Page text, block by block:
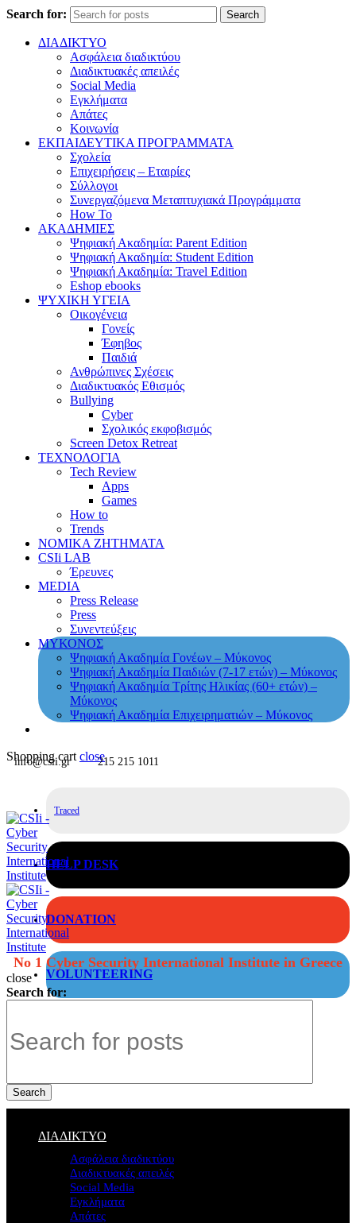
Search for: Search
ΔΙΑΔΙΚΤΥΟ
Ασφάλεια διαδικτύου
Διαδικτυακές απειλές
Social Media
Εγκλήματα
Απάτες
Κοινωνία
ΕΚΠΑΙΔΕΥΤΙΚΑ ΠΡΟΓΡΑΜΜΑΤΑ
Σχολεία
Επιχειρήσεις – Εταιρίες
Σύλλογοι
Συνεργαζόμενα Μεταπτυχιακά Προγράμματα
How To
ΑΚΑΔΗΜΙΕΣ
Ψηφιακή Ακαδημία: Parent Edition
Ψηφιακή Ακαδημία: Student Edition
Ψηφιακή Ακαδημία: Travel Edition
Eshop ebooks
ΨΥΧΙΚΗ ΥΓΕΙΑ
Οικογένεια
Γονείς
Έφηβος
Παιδιά
Ανθρώπινες Σχέσεις
Διαδικτυακός Εθισμός
Bullying
Cyber
Σχολικός εκφοβισμός
Screen Detox Retreat
ΤΕΧΝΟΛΟΓΙΑ
Tech Review
Apps
Games
How to
Trends
ΝΟΜΙΚΑ ΖΗΤΗΜΑΤΑ
CSIi LAB
Έρευνες
MEDIA
Press Release
Press
Συνεντεύξεις
ΜΥΚΟΝΟΣ
Ψηφιακή Ακαδημία Γονέων – Μύκονος
Ψηφιακή Ακαδημία Παιδιών (7-17 ετών) – Μύκονος
Ψηφιακή Ακαδημία Τρίτης Ηλικίας (60+ ετών) –
Μύκονος
Ψηφιακή Ακαδημία Επιχειρηματιών – Μύκονος
Shopping cart close
info@csii.gr 215 215 1011
Traced
HELP DESK
DONATION
VOLUNTEERING
No 1 Cyber Security International Institute in Greece
close
Search for:
Search
ΔΙΑΔΙΚΤΥΟ
Ασφάλεια διαδικτύου
Διαδικτυακές απειλές
Social Media
Εγκλήματα
Απάτες